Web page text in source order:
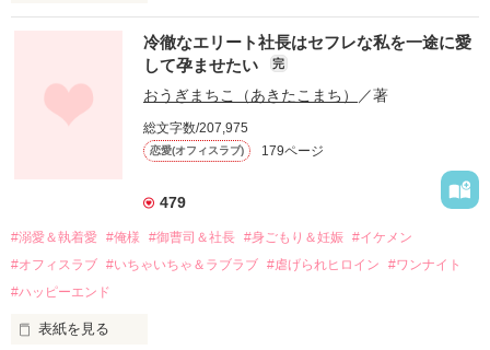
幼なじみの哲平に淡い恋心を抱いていた美桜。
しかし、ある出来事をきっかけに二人の関係は壊れてしまう。
関係修復もできないまま、美桜は両親の離婚によって
引っ越すことになり、哲平とも離れ離れになった。
それから約十二年後。
過去の傷から、二度と会いたくないと思っていた哲平に
運命のような再会を果たす。
酔った勢いで一夜を共にしてしまった。
さらに、美桜が初めてだと知った哲平は
冷徹なエリート社長はセフレな私を一途に愛
して孕ませたい
完
おうぎまちこ（あきたこまち） ／著
総文字数/207,975
恋愛(オフィスラブ) 179ページ
479
#溺愛＆執着愛 #俺様 #御曹司＆社長 #身ごもり＆妊娠 #イケメン
#オフィスラブ #いちゃいちゃ＆ラブラブ #虐げられヒロイン
#ワンナイト
#ハッピーエンド
表紙を見る